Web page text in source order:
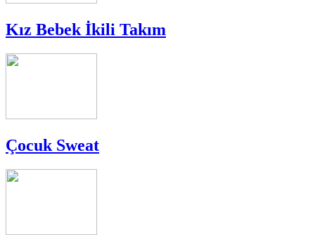
Kız Bebek İkili Takım
Çocuk Sweat